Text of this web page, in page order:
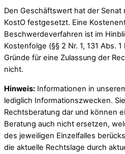
Den Geschäftswert hat der Senat
KostO festgesetzt. Eine
Beschwerdeverfahren ist im
Kostenfolge (§§ 2 Nr. 1, 131 Abs.
Gründe für eine Zulassung der
nicht.
Hinweis: Informationen in
lediglich Informationszwecken.
Rechtsberatung dar und können
Beratung auch nicht ersetzen,
des jeweiligen Einzelfalles
die aktuelle Rechtslage durch